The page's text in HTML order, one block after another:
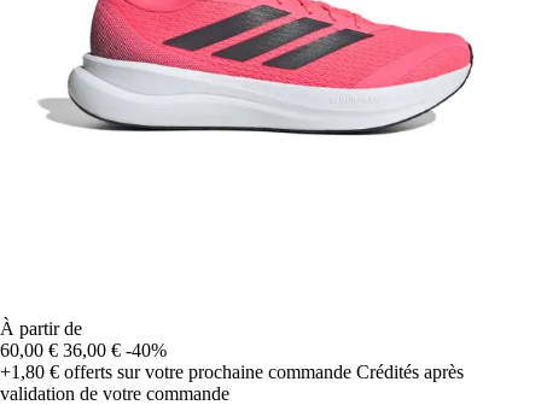
À partir de
60,00 € 36,00 € -40%
+1,80 € offerts sur votre prochaine commande Crédités après
validation de votre commande